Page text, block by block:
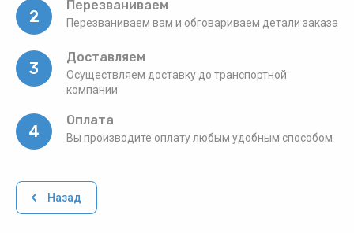
2
Перезваниваем
Перезваниваем вам и обговариваем детали заказа
3
Доставляем
Осуществляем доставку до транспортной
компании
4
Оплата
Вы производите оплату любым удобным способом
Назад